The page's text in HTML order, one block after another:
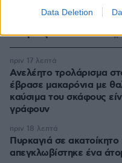
Data Deletion
ΡΟΗ
Ειδήσεις
Ανελέητο τρολάρισμα
έβρασε μακαρόνια με
καύσιμα του σκάφους
γράφουν
πριν 17 λεπτά
Πυρκαγιά σε
απεγκλωβίστηκε ένα
πριν 18 λεπτά